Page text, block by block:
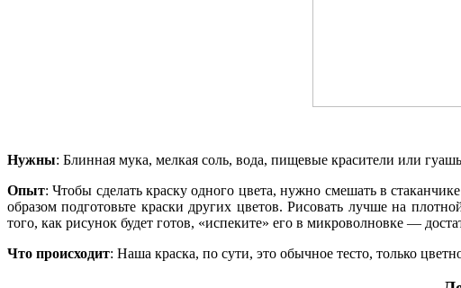
Нужны: Блинная мука, мелкая соль, вода, пищевые красители или
Опыт: Чтобы сделать краску одного цвета, нужно смешать в
образом подготовьте краски других цветов. Рисовать лучше на
того, как рисунок будет готов, «испеките» его в микроволновке —
Что происходит: Наша краска, по сути, это обычное тесто, только